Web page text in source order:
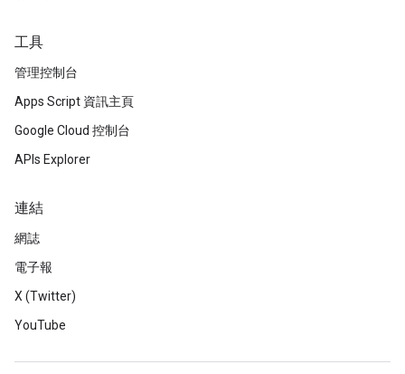
工具
管理控制台
Apps Script 資訊主頁
Google Cloud 控制台
APIs Explorer
連結
網誌
電子報
X (Twitter)
YouTube